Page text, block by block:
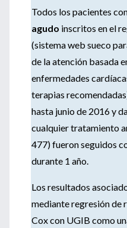
Todos los pacientes
agudo inscritos en el
(sistema web sueco
de la atención basada
enfermedades
terapias
hasta junio de 2016 y
cualquier tratamiento
477) fueron seguidos
durante 1 año.
Los resultados
mediante regresión de
Cox con UGIB como